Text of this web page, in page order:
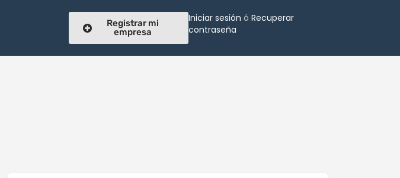
Registrar mi
empresa
Iniciar sesión óRecuperar
contraseña